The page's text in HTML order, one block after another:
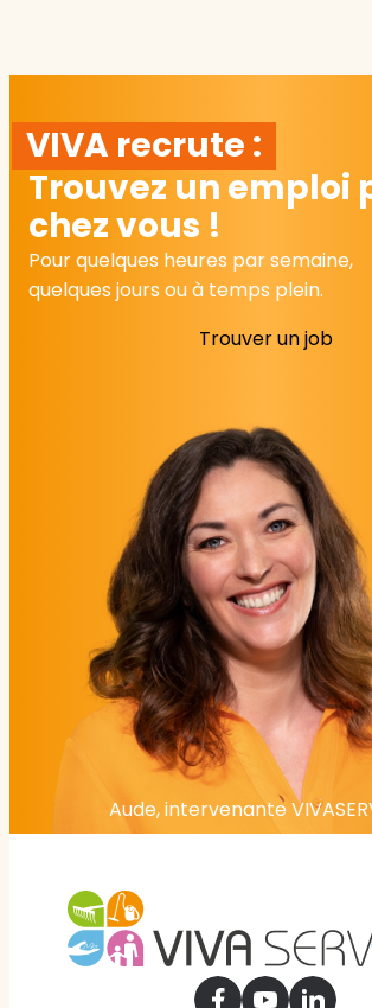
VIVA recrute :
Trouvez un emploi
chez vous !
Pour quelques heures par semaine,
quelques jours ou à temps plein.
Trouver un job
Aude, intervenante